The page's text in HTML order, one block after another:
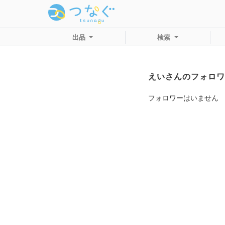
出品 検索
えいさんのフォロ
フォロワーはいません